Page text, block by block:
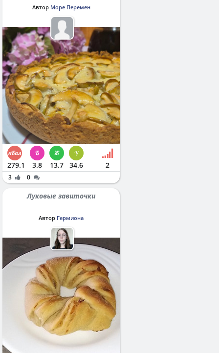
Автор Море Перемен
279.1 3.8 13.7 34.6 2
3 0
Луковые завиточки
Автор Гермиона